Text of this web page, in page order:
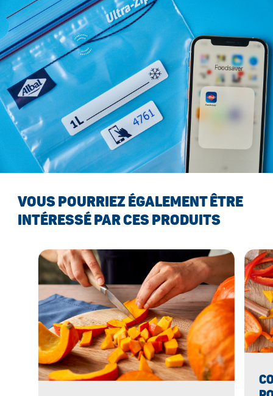
VOUS POURRIEZ ÉGALEMENT ÊTRE
INTÉRESSÉ PAR CES PRODUITS